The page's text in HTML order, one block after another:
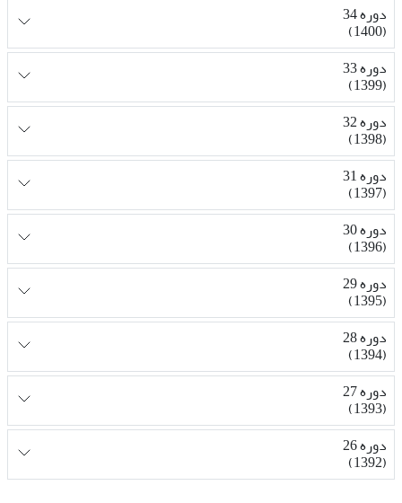
دوره 34
(1400)
دوره 33
(1399)
دوره 32
(1398)
دوره 31
(1397)
دوره 30
(1396)
دوره 29
(1395)
دوره 28
(1394)
دوره 27
(1393)
دوره 26
(1392)